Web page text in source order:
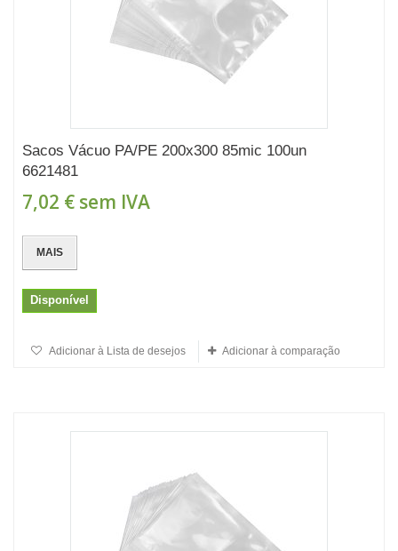
Sacos Vácuo PA/PE 200x300 85mic 100un
6621481
7,02 € sem IVA
MAIS
Disponível
Adicionar à Lista de desejos Adicionar à comparação